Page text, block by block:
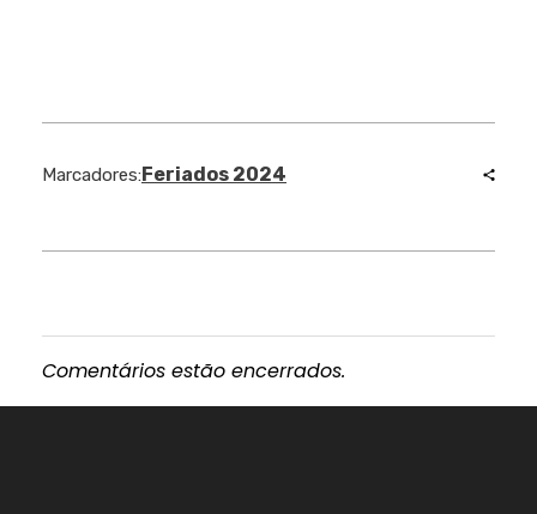
Marcadores:Feriados 2024
Comentários estão encerrados.